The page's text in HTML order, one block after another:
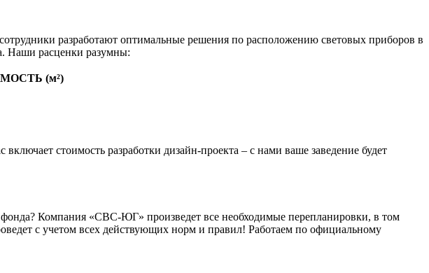
разработают оптимальные решения по расположению световых приборов в
Наши расценки разумны:
(м²)
стоимость разработки дизайн-проекта – с нами ваше заведение будет
фонда? Компания «СВС-ЮГ» произведет все необходимые перепланировки, в том
с учетом всех действующих норм и правил! Работаем по официальному